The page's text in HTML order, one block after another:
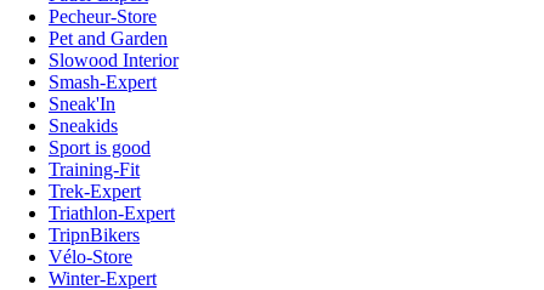
Pecheur-Store
Pet and Garden
Slowood Interior
Smash-Expert
Sneak'In
Sneakids
Sport is good
Training-Fit
Trek-Expert
Triathlon-Expert
TripnBikers
Vélo-Store
Winter-Expert